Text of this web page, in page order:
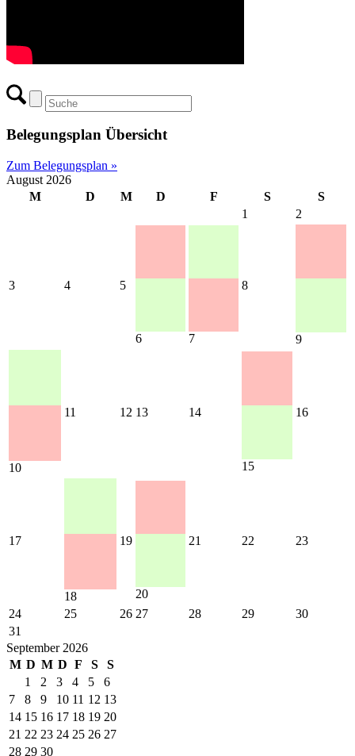
Belegungsplan Übersicht
Zum Belegungsplan »
August 2026
M
D M D F S
S
1
2
3 4 5
6 7
8
9
10
11 12 13 14
15
16
17
18
19
20
21 22 23
24 25 26 27 28 29
30
31
September 2026
M D M D F S
S
1
2 3 4 5
6
7
8 9 10 11 12 13
14 15 16 17 18 19 20
21 22 23 24 25 26 27
28 29 30